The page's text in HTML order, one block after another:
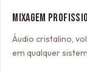
MIXAGEM
Áudio cristalino,
em qualquer